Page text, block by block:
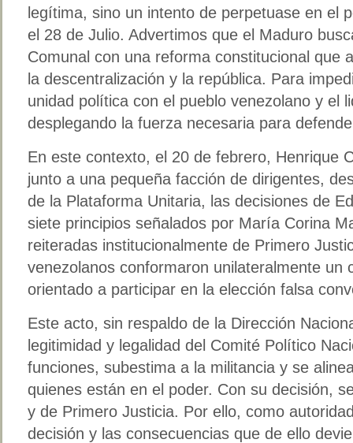
legítima, sino un intento de perpetuase en el
el 28 de Julio. Advertimos que el Maduro
Comunal con una reforma constitucional que
la descentralización y la república. Para
unidad política con el pueblo venezolano y el
desplegando la fuerza necesaria para
En este contexto, el 20 de febrero, Henrique
junto a una pequeña facción de dirigentes,
de la Plataforma Unitaria, las decisiones de
siete principios señalados por María Corina
reiteradas institucionalmente de Primero
venezolanos conformaron unilateralmente un
orientado a participar en la elección falsa
Este acto, sin respaldo de la Dirección
legitimidad y legalidad del Comité Político
funciones, subestima a la militancia y se
quienes están en el poder. Con su decisión,
y de Primero Justicia. Por ello, como
decisión y las consecuencias que de ello